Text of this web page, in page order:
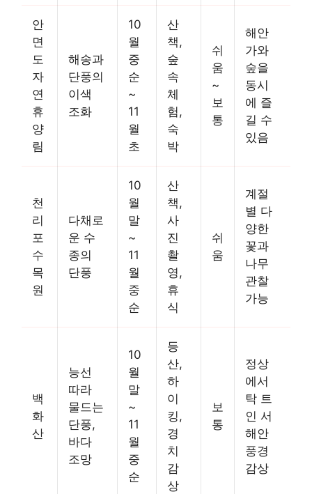
안
면
도
자
연
휴
양
림
해송과
단풍의
이색
조화
10
월
중
순
~
11
월
초
산
책,
숲
속
체
험,
숙
박
쉬
움
~
보
통
해안
가와
숲을
동시
에 즐
길 수
있음
천
리
포
수
목
원
다채로
운 수
종의
단풍
10
월
말
~
11
월
중
순
산
책,
사
진
촬
영,
휴
식
쉬
움
계절
별 다
양한
꽃과
나무
관찰
가능
백
화
산
능선
따라
물드는
단풍,
바다
조망
10
월
말
~
11
월
중
순
등
산,
하
이
킹,
경
치
감
상
보
통
정상
에서
탁 트
인 서
해안
풍경
감상